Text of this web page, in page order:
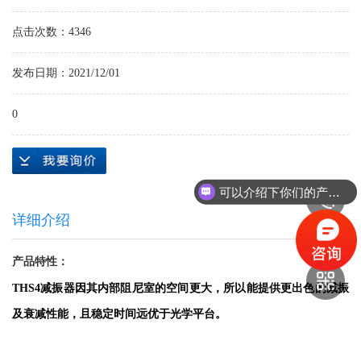
点击次数：4346
发布日期：2021/12/01
0
详细介绍
产品特性：
THS4减振器因其内部阻尼室的空间更大，所以能提供更出色的减振
及衰减性能，且稳定时间远优于光学平台。
可以介绍下你们的产品么？